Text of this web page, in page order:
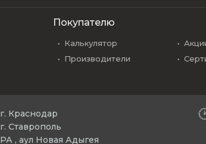
Покупателю
Калькулятор
Производители
г. Краснодар
г. Ставрополь
РА , аул Новая Адыгея